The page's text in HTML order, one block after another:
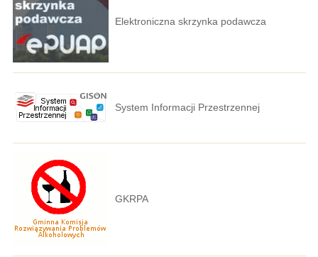
Elektroniczna skrzynka podawcza
System Informacji Przestrzennej
GKRPA